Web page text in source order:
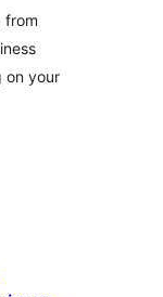
from
on your